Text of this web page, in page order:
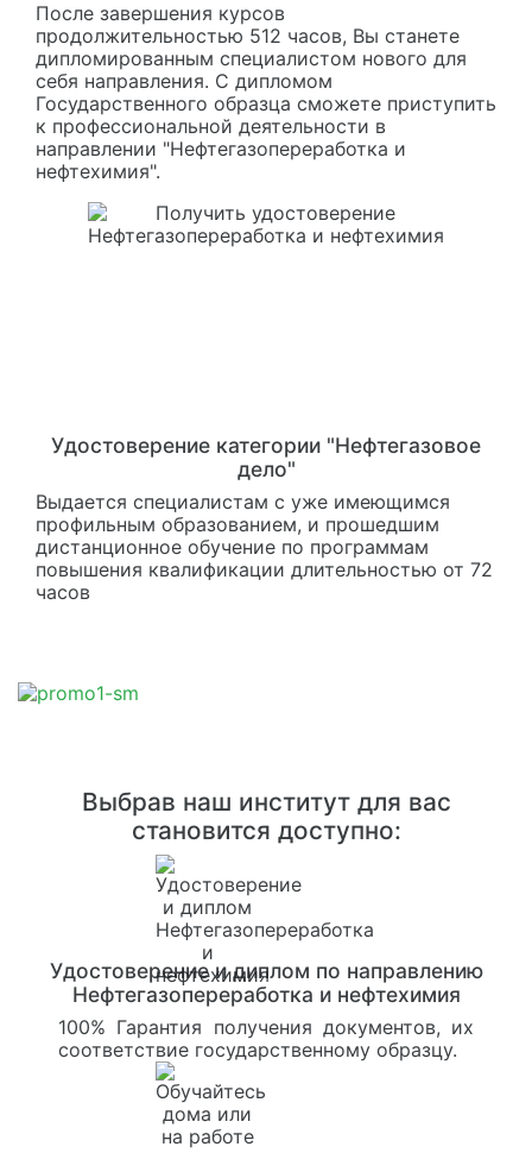
После завершения курсов
продолжительностью 512 часов, Вы станете
дипломированным специалистом нового для
себя направления. С дипломом
Государственного образца сможете приступить
к профессиональной деятельности в
направлении "Нефтегазопереработка и
нефтехимия".
Удостоверение категории "Нефтегазовое
дело"
Выдается специалистам с уже имеющимся
профильным образованием, и прошедшим
дистанционное обучение по программам
повышения квалификации длительностью от 72
часов
Выбрав наш институт для вас
становится доступно:
Удостоверение и диплом по направлению
Нефтегазопереработка и нефтехимия
100% Гарантия получения документов, их
соответствие государственному образцу.